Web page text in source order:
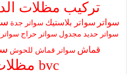
تركيب مظلات
سواتر سواتر بلاستيك سواتر جدة
سواتر حديد مجدول سواتر حراج
قماش سواتر قماش للحوش
مظلات bvc